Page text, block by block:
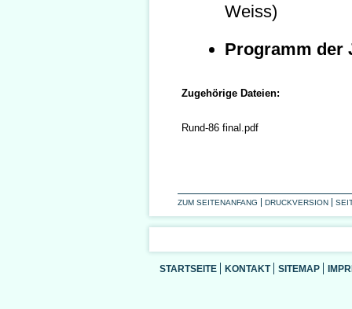
Weiss)
Programm der
Zugehörige Dateien:
Rund-86 final.pdf
ZUM SEITENANFANG DRUCKVERSION
STARTSEITE KONTAKT SITEMAP